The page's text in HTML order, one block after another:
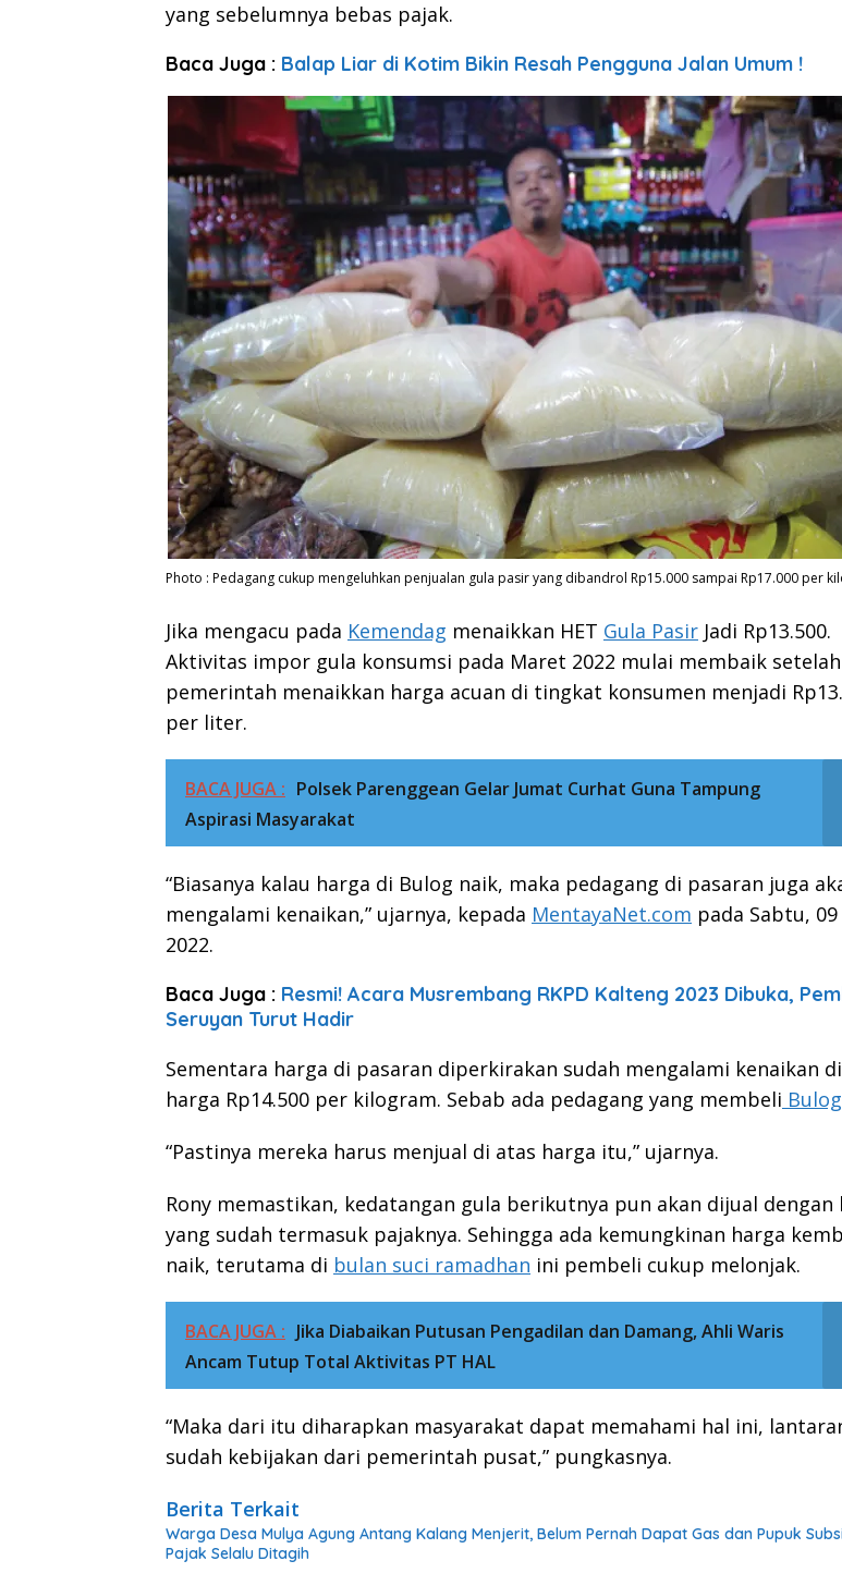
yang sebelumnya bebas pajak.
Baca Juga : Balap Liar di Kotim Bikin Resah Pengguna Jalan Umum !
Photo : Pedagang cukup mengeluhkan penjualan gula pasir yang dibandrol Rp15.000 sampai Rp17.000 per
Jika mengacu pada Kemendag menaikkan HET Gula Pasir Jadi Rp13.500.
Aktivitas impor gula konsumsi pada Maret 2022 mulai membaik setelah
pemerintah menaikkan harga acuan di tingkat konsumen menjadi
per liter.
BACA JUGA : Polsek Parenggean Gelar Jumat Curhat Guna Tampung
Aspirasi Masyarakat
“Biasanya kalau harga di Bulog naik, maka pedagang di pasaran juga
mengalami kenaikan,” ujarnya, kepada MentayaNet.com pada Sabtu,
2022.
Baca Juga : Resmi! Acara Musrembang RKPD Kalteng 2023 Dibuka,
Seruyan Turut Hadir
Sementara harga di pasaran diperkirakan sudah mengalami kenaikan
harga Rp14.500 per kilogram. Sebab ada pedagang yang membeli
“Pastinya mereka harus menjual di atas harga itu,” ujarnya.
Rony memastikan, kedatangan gula berikutnya pun akan dijual dengan
yang sudah termasuk pajaknya. Sehingga ada kemungkinan harga
naik, terutama di bulan suci ramadhan ini pembeli cukup melonjak.
BACA JUGA : Jika Diabaikan Putusan Pengadilan dan Damang, Ahli Waris
Ancam Tutup Total Aktivitas PT HAL
“Maka dari itu diharapkan masyarakat dapat memahami hal ini,
sudah kebijakan dari pemerintah pusat,” pungkasnya.
Berita Terkait
Warga Desa Mulya Agung Antang Kalang Menjerit, Belum Pernah Dapat Gas dan Pupuk
Pajak Selalu Ditagih